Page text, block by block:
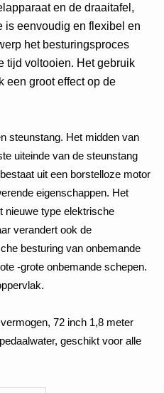
en de draaitafel,
is eenvoudig en flexibel en
het besturingsproces
tijd voltooien. Het gebruik
een groot effect op de
steunstang. Het midden van
uiteinde van de steunstang
uit een borstelloze motor
eigenschappen. Het
nieuwe type elektrische
verandert ook de
besturing van onbemande
-grote onbemande schepen.
72 inch 1,8 meter
geschikt voor alle